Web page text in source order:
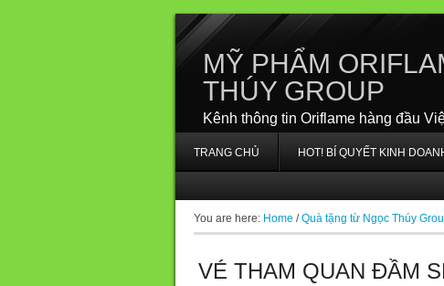
MỸ PHẨM
THÚY GROUP
Kênh thông tin Oriflame hàng đầu
TRANG CHỦ HOT! BÍ QUYẾT KINH
You are here: Home / Quà tặng từ Ngọc Thúy
VÉ THAM QUAN ĐẦM